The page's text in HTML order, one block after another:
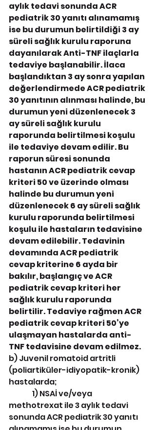
aylık tedavi sonunda ACR
pediatrik 30 yanıtı alınamamış
ise bu durumun belirtildiği 3 ay
süreli sağlık kurulu raporuna
dayanılarak Anti-TNF ilaçlarla
tedaviye başlanabilir. İlaca
başlandıktan 3 ay sonra yapılan
değerlendirmede ACR pediatrik
30 yanıtının alınması halinde, bu
durumun yeni düzenlenecek 3
ay süreli sağlık kurulu
raporunda belirtilmesi koşulu
ile tedaviye devam edilir. Bu
raporun süresi sonunda
hastanın ACR pediatrik cevap
kriteri 50 ve üzerinde olması
halinde bu durumun yeni
düzenlenecek 6 ay süreli sağlık
kurulu raporunda belirtilmesi
koşulu ile hastaların tedavisine
devam edilebilir. Tedavinin
devamında ACR pediatrik
cevap kriterine 6 ayda bir
bakılır, başlangıç ve ACR
pediatrik cevap kriteri her
sağlık kurulu raporunda
belirtilir. Tedaviye rağmen ACR
pediatrik cevap kriteri 50’ye
ulaşmayan hastalarda anti-
TNF tedavisine devam edilmez.
b) Juvenil romatoid artritli
(poliartiküler-idiyopatik-kronik)
hastalarda;
1) NSAİ ve/veya
methotrexat ile 3 aylık tedavi
sonunda ACR pediatrik 30 yanıtı